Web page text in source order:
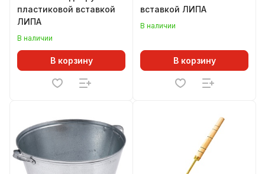
пластиковой вставкой
ЛИПА
В наличии
В корзину
вставкой ЛИПА
В наличии
В корзину